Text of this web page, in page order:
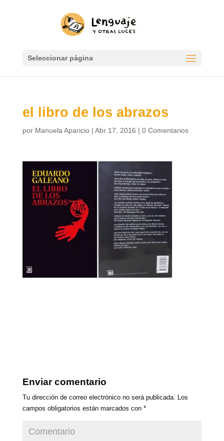
Seleccionar página
el libro de los abrazos
por Manuela Aparicio| Abr 17, 2016 | 0 Comentarios
Enviar comentario
Tu dirección de correo electrónico no será publicada. Los
campos obligatorios están marcados con *